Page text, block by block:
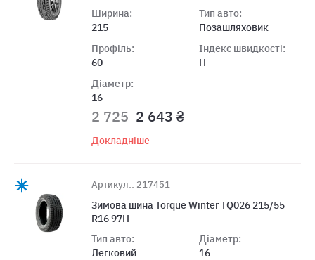
Ширина:
215
Профіль:
60
Діаметр:
16
Тип авто:
Позашляховик
Індекс швидкості:
H
2 725 2 643 ₴
Докладніше
Артикул:: 217451
Зимова шина Torque Winter TQ026 215/55
R16 97H
Тип авто:
Легковий
Діаметр:
16